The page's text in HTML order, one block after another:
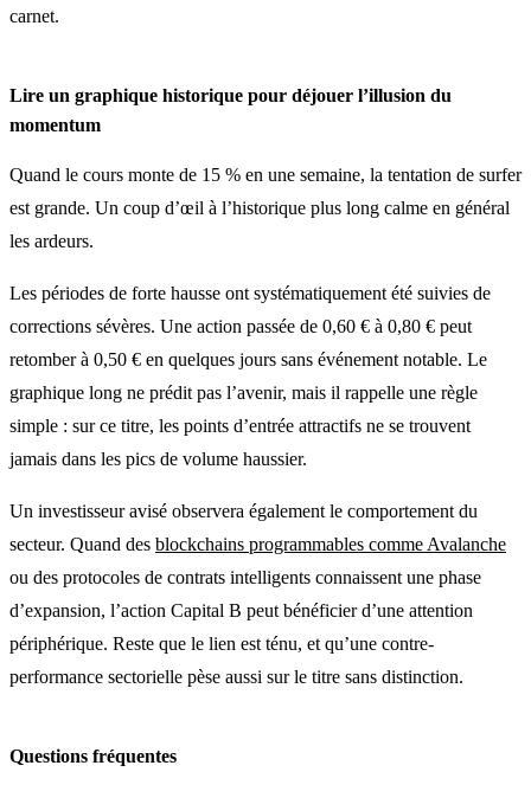
carnet.
Lire un graphique historique pour déjouer l’illusion du
momentum
Quand le cours monte de 15 % en une semaine, la tentation de surfer
est grande. Un coup d’œil à l’historique plus long calme en général
les ardeurs.
Les périodes de forte hausse ont systématiquement été suivies de
corrections sévères. Une action passée de 0,60 € à 0,80 € peut
retomber à 0,50 € en quelques jours sans événement notable. Le
graphique long ne prédit pas l’avenir, mais il rappelle une règle
simple : sur ce titre, les points d’entrée attractifs ne se trouvent
jamais dans les pics de volume haussier.
Un investisseur avisé observera également le comportement du
secteur. Quand des blockchains programmables comme Avalanche
ou des protocoles de contrats intelligents connaissent une phase
d’expansion, l’action Capital B peut bénéficier d’une attention
périphérique. Reste que le lien est ténu, et qu’une contre-
performance sectorielle pèse aussi sur le titre sans distinction.
Questions fréquentes